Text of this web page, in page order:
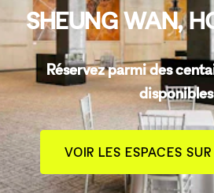
SHEUNG WAN,
Réservez parmi des
disponibles
VOIR LES ESPACES